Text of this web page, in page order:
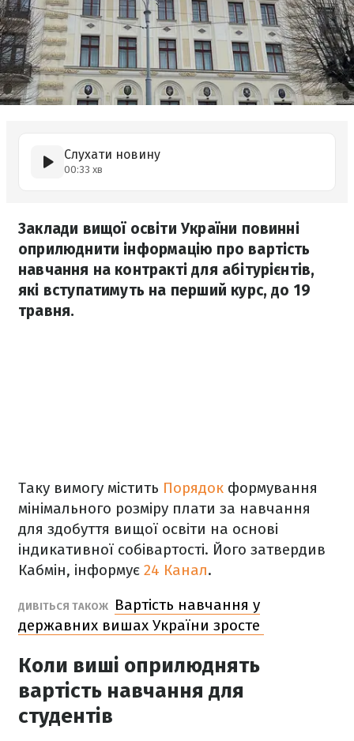
Слухати новину
00:33 хв
Заклади вищої освіти України повинні
оприлюднити інформацію про вартість
навчання на контракті для абітурієнтів,
які вступатимуть на перший курс, до 19
травня.
Таку вимогу містить Порядок формування
мінімального розміру плати за навчання
для здобуття вищої освіти на основі
індикативної собівартості. Його затвердив
Кабмін, інформує 24 Канал.
ДИВІТЬСЯ ТАКОЖ
Вартість навчання у
державних вишах України зросте
Коли виші оприлюднять
вартість навчання для
студентів